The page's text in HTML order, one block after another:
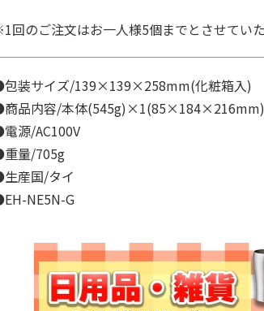
回のご注文はお一人様5個までとさせていた
装サイズ/139×139×258mm(化粧箱入)
品内容/本体
源/AC100V
量/705g
産国/タイ
NE5N-G